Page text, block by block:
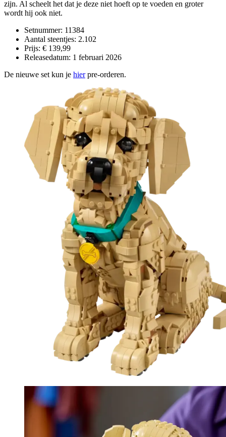
zijn. Al scheelt het dat je deze niet hoeft op te voeden en groter
wordt hij ook niet.
Setnummer: 11384
Aantal steentjes: 2.102
Prijs: € 139,99
Releasedatum: 1 februari 2026
De nieuwe set kun je hierpre-orderen.